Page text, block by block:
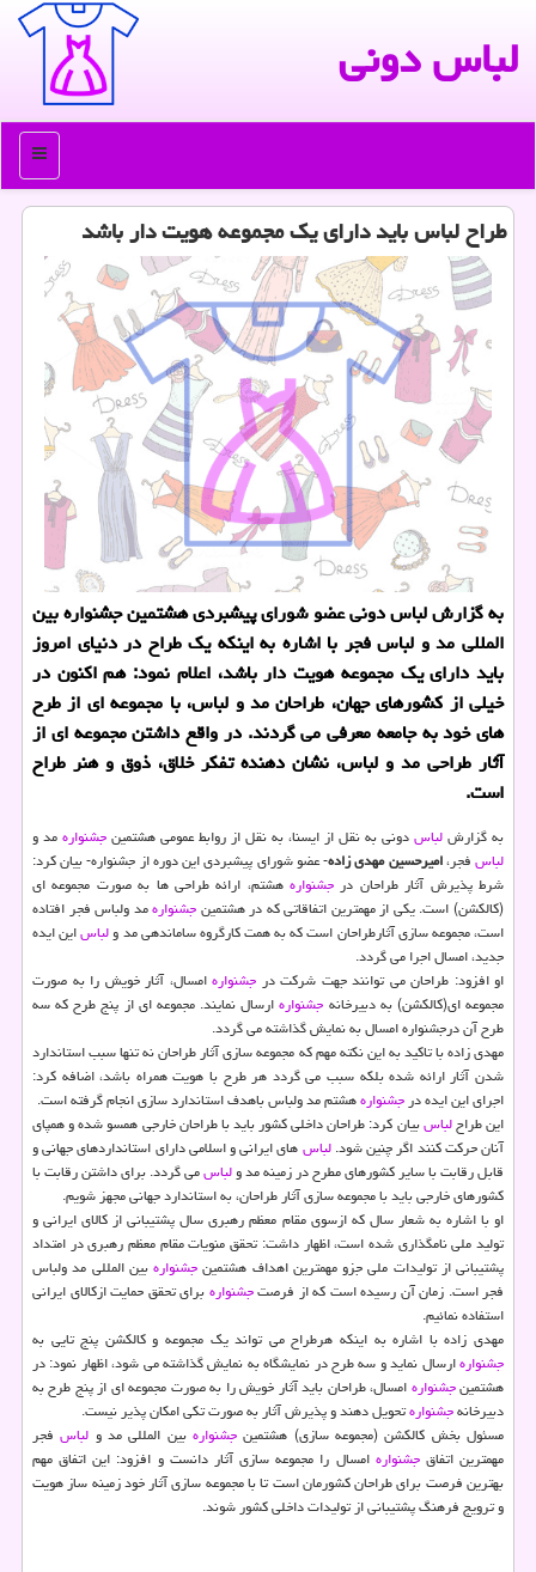
لباس دونی
منو
طراح لباس باید دارای یك مجموعه هویت دار باشد
به گزارش لباس دونی عضو شورای پیشبردی هشتمین جشنواره بین
المللی مد و لباس فجر با اشاره به اینكه یك طراح در دنیای امروز
باید دارای یك مجموعه هویت دار باشد، اعلام نمود: هم اكنون در
خیلی از كشورهای جهان، طراحان مد و لباس، با مجموعه ای از طرح
های خود به جامعه معرفی می گردند. در واقع داشتن مجموعه ای از
آثار طراحی مد و لباس، نشان دهنده تفكر خلاق، ذوق و هنر طراح
است.
به گزارشلباسدونی به نقل از ایسنا، به نقل از روابط عمومی هشتمینجشنوارهمد و
لباسفجر،امیرحسین مهدی زاده- عضو شورای پیشبردی این دوره از جشنواره- بیان كرد:
شرط پذیرش آثار طراحان در جشنوارههشتم، ارائه طراحی ها به صورت مجموعه ای
(كالكشن) است. یكی از مهمترین اتفاقاتی كه در هشتمینجشنوارهمد ولباس فجر افتاده
است، مجموعه سازی آثارطراحان است كه به همت كارگروه ساماندهی مد ولباساین ایده
جدید، امسال اجرا می گردد.
او افزود: طراحان می توانند جهت شركت در جشنوارهامسال، آثار خویش را به صورت
مجموعه ای(كالكشن) به دبیرخانه جشنوارهارسال نمایند. مجموعه ای از پنج طرح كه سه
طرح آن درجشنواره امسال به نمایش گذاشته می گردد.
مهدی زاده با تاكید به این نكته مهم كه مجموعه سازی آثار طراحان نه تنها سبب استاندارد
شدن آثار ارائه شده بلكه سبب می گردد هر طرح با هویت همراه باشد، اضافه كرد:
اجرای این ایده در جشنوارههشتم مد ولباس باهدف استاندارد سازی انجام گرفته است.
این طراحلباسبیان كرد: طراحان داخلی كشور باید با طراحان خارجی همسو شده و همپای
آنان حركت كنند اگر چنین شود.لباسهای ایرانی و اسلامی دارای استانداردهای جهانی و
قابل رقابت با سایر كشورهای مطرح در زمینه مد ولباسمی گردد. برای داشتن رقابت با
كشورهای خارجی باید با مجموعه سازی آثار طراحان، به استاندارد جهانی مجهز شویم.
او با اشاره به شعار سال كه ازسوی مقام معظم رهبری سال پشتیبانی از كالای ایرانی و
تولید ملی نامگذاری شده است، اظهار داشت: تحقق منویات مقام معظم رهبری در امتداد
پشتیبانی از تولیدات ملی جزو مهمترین اهداف هشتمینجشنوارهبین المللی مد ولباس
فجر است. زمان آن رسیده است كه از فرصتجشنوارهبرای تحقق حمایت ازكالای ایرانی
استفاده نمائیم.
مهدی زاده با اشاره به اینكه هرطراح می تواند یك مجموعه و كالكشن پنج تایی به
جشنوارهارسال نماید و سه طرح در نمایشگاه به نمایش گذاشته می شود، اظهار نمود: در
هشتمینجشنوارهامسال، طراحان باید آثار خویش را به صورت مجموعه ای از پنج طرح به
دبیرخانهجشنوارهتحویل دهند و پذیرش آثار به صورت تكی امكان پذیر نیست.
مسئول بخش كالكشن (مجموعه سازی) هشتمین جشنوارهبین المللی مد و لباسفجر
مهمترین اتفاقجشنواره امسال را مجموعه سازی آثار دانست و افزود: این اتفاق مهم
بهترین فرصت برای طراحان كشورمان است تا با مجموعه سازی آثار خود زمینه ساز هویت
و ترویج فرهنگ پشتیبانی از تولیدات داخلی كشور شوند.